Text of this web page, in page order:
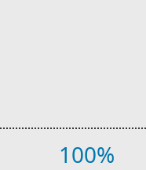
100%